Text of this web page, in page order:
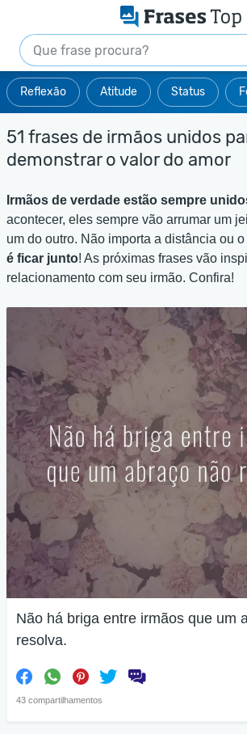
Reflexão Atitude Status
51 frases de irmãos unidos
demonstrar o valor do amor
Irmãos de verdade estão sempre
acontecer, eles sempre vão arrumar um
um do outro. Não importa a distância ou
é ficar junto! As próximas frases vão
relacionamento com seu irmão. Confira!
Não há briga entre irmãos que um
resolva.
43 compartilhamentos